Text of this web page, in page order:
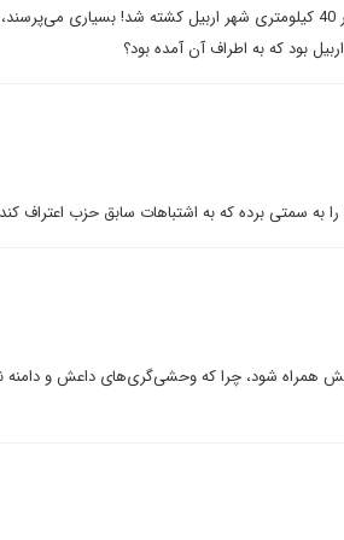
خبر مرگ عزت ابراهیم الدوری یک نکته مهم در خود داشت. او در 40 کیلومتری شهر اربیل کشته شد! بسیاری
بود که به اطراف آن آمده بود؟
به سمتی برده که به اشتباهات سابق حزب اعتراف
همراه شود، چرا که وحشی‌گری‌های داعش و دامنه